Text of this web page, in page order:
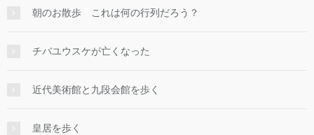
朝のお散歩 これは何の行列だろう？
チバユウスケが亡くなった
近代美術館と九段会館を歩く
皇居を歩く